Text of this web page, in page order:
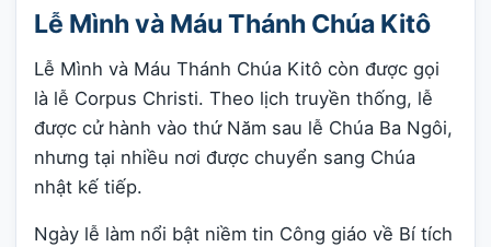
Lễ Mình và Máu Thánh Chúa Kitô
Lễ Mình và Máu Thánh Chúa Kitô còn được gọi
là lễ Corpus Christi. Theo lịch truyền thống, lễ
được cử hành vào thứ Năm sau lễ Chúa Ba Ngôi,
nhưng tại nhiều nơi được chuyển sang Chúa
nhật kế tiếp.
Ngày lễ làm nổi bật niềm tin Công giáo về Bí tích